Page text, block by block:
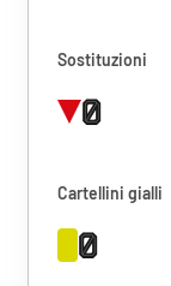
Sostituzioni
0
Cartellini gialli
0